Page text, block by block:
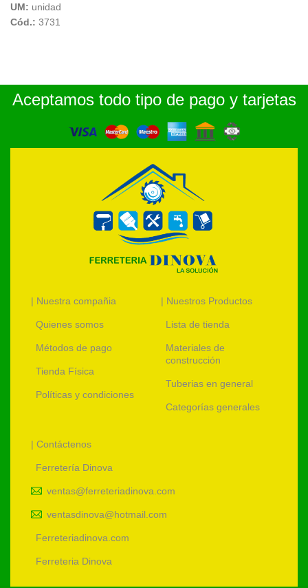
UM: unidad
Cód.: 3731
Aceptamos todo tipo de pago y tarjetas
| Nuestra compañia
Quienes somos
Métodos de pago
Tienda Física
Políticas y condiciones
| Nuestros Productos
Lista de tienda
Materiales de
construcción
Tuberias en general
Categorías generales
| Contáctenos
Ferretería Dinova
ventas@ferreteriadinova.com
ventasdinova@hotmail.com
Ferreteriadinova.com
Ferreteria Dinova